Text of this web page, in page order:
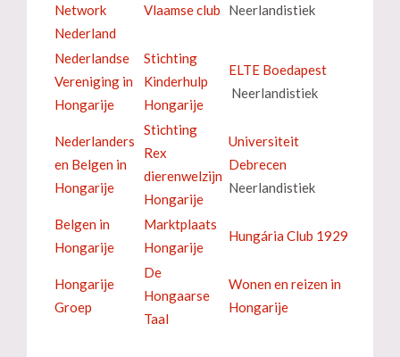
Network
Nederland
Vlaamse club
Neerlandistiek
Nederlandse
Vereniging in
Hongarije
Stichting
Kinderhulp
Hongarije
ELTE Boedapest
Neerlandistiek
Nederlanders
en Belgen in
Hongarije
Stichting
Rex
dierenwelzijn
Hongarije
Universiteit
Debrecen
Neerlandistiek
Belgen in
Hongarije
Marktplaats
Hongarije
Hungária Club 1929
Hongarije
Groep
De
Hongaarse
Taal
Wonen en reizen in
Hongarije